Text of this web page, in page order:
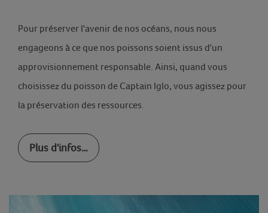
Pour préserver l'avenir de nos océans, nous nous
engageons à ce que nos poissons soient issus d'un
approvisionnement responsable. Ainsi, quand vous
choisissez du poisson de Captain Iglo, vous agissez pour
la préservation des ressources.
Plus d'infos…